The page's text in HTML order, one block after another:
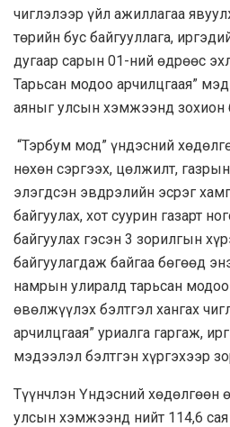
чиглэлээр үйл ажиллагаа
төрийн бус байгууллага,
дугаар сарын 01-ний өдрөөс
Тарьсан модоо арчилцгаая”
аяныг улсын хэмжээнд зохион
“Тэрбум мод” үндэсний
нөхөн сэргээх, цөлжилт,
элэгдсэн эвдрэлийн эсрэг
байгуулах, хот суурин газарт
байгуулах гэсэн 3 зорилгын
байгуулагдаж байгаа бөгөөд
намрын улиралд тарьсан модоо
өвөлжүүлэх бэлтгэл хангах
арчилцгаая” уриалга гаргаж,
мэдээлэл бэлтгэн хүргэхээр
Түүнчлэн Үндэсний хөдөлгөөн
улсын хэмжээнд нийт 114,6